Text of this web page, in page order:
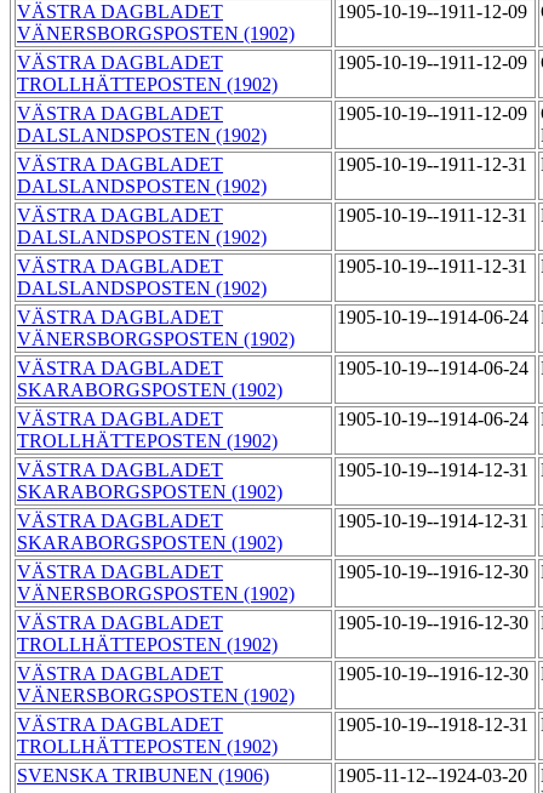
VÄSTRA DAGBLADET
VÄNERSBORGSPOSTEN (1902)
1905-10-19--1911-12-09
VÄSTRA DAGBLADET
TROLLHÄTTEPOSTEN (1902)
1905-10-19--1911-12-09
VÄSTRA DAGBLADET
DALSLANDSPOSTEN (1902)
1905-10-19--1911-12-09
VÄSTRA DAGBLADET
DALSLANDSPOSTEN (1902)
1905-10-19--1911-12-31
VÄSTRA DAGBLADET
DALSLANDSPOSTEN (1902)
1905-10-19--1911-12-31
VÄSTRA DAGBLADET
DALSLANDSPOSTEN (1902)
1905-10-19--1911-12-31
VÄSTRA DAGBLADET
VÄNERSBORGSPOSTEN (1902)
1905-10-19--1914-06-24
VÄSTRA DAGBLADET
SKARABORGSPOSTEN (1902)
1905-10-19--1914-06-24
VÄSTRA DAGBLADET
TROLLHÄTTEPOSTEN (1902)
1905-10-19--1914-06-24
VÄSTRA DAGBLADET
SKARABORGSPOSTEN (1902)
1905-10-19--1914-12-31
VÄSTRA DAGBLADET
SKARABORGSPOSTEN (1902)
1905-10-19--1914-12-31
VÄSTRA DAGBLADET
VÄNERSBORGSPOSTEN (1902)
1905-10-19--1916-12-30
VÄSTRA DAGBLADET
TROLLHÄTTEPOSTEN (1902)
1905-10-19--1916-12-30
VÄSTRA DAGBLADET
VÄNERSBORGSPOSTEN (1902)
1905-10-19--1916-12-30
VÄSTRA DAGBLADET
TROLLHÄTTEPOSTEN (1902)
1905-10-19--1918-12-31
SVENSKA TRIBUNEN (1906) 1905-11-12--1924-03-20